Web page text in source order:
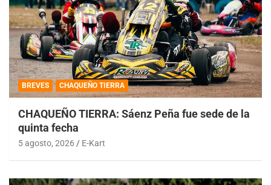
BREVES CHAQUEÑO TIERRA
CHAQUEÑO TIERRA: Sáenz Peña fue sede de la
quinta fecha
5 agosto, 2026 E-Kart